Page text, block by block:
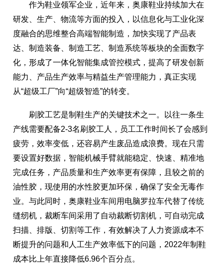
作为鞋业领军企业，近年来，奥康鞋业持续加大在
研发、生产、物流等方面的投入，以信息化与工业化深
度融合的思维整合高端智能制造，加快实现了产品表
达、制造装备、制造工艺、制造系统等板块的全面数字
化，形成了一体化智能集成管控模式，提高了研发创新
能力、产品生产效率与精益生产管理能力，真正实现
从“超级工厂”向“超级智造”的转变。
刷胶工艺是制鞋生产的关键技术之一。以往一条生
产线需要配备2-3名刷胶工人，员工工作时间长了会感到
疲劳，效率变低，还容易产生废品造成浪费。现在只需
要设置好数据，智能机械手臂就能稳定、快速、精准地
完成任务，产品质量和生产效率更有保障，且较之前的
油性胶，现使用的水性胶更加环保，确保了安全无毒作
业。与此同时，奥康鞋业车间用电脑罗拉车代替了传统
缝纫机，裁断车间采用了自动裁断切割机，可自动完成
扫描、排版、切割等工作，有效解决了人力资源成本不
断提升的问题和人工生产效率低下的问题，2022年制鞋
成本比上年直接降低6.96个百分点。